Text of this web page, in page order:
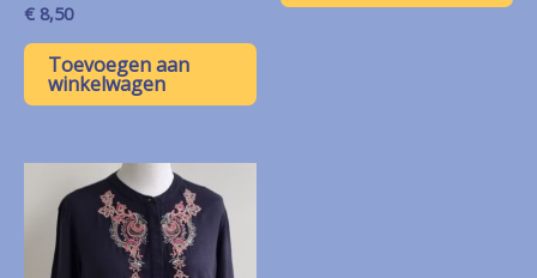
€ 8,50
Toevoegen aan
winkelwagen